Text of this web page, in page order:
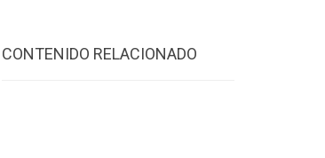
CONTENIDO RELACIONADO